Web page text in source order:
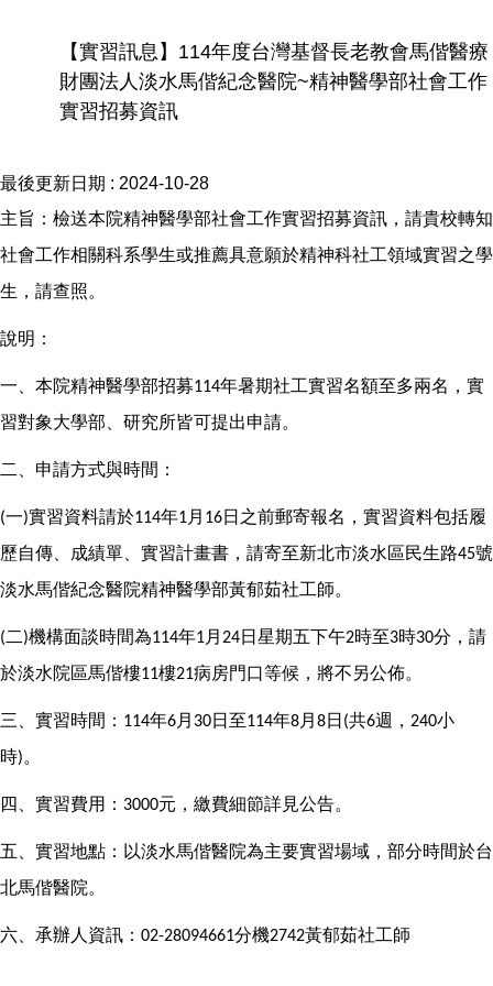
【實習訊息】114年度台灣基督長老教會馬偕醫療
財團法人淡水馬偕紀念醫院~精神醫學部社會工作
實習招募資訊
最後更新日期 : 2024-10-28
主旨：檢送本院精神醫學部社會工作實習招募資訊，請貴校轉知
社會工作相關科系學生或推薦具意願於精神科社工領域實習之學
生，請查照。
說明：
一、本院精神醫學部招募114年暑期社工實習名額至多兩名，實
習對象大學部、研究所皆可提出申請。
二、申請方式與時間：
(一)實習資料請於114年1月 16日之前郵寄報名，實習資料包括履
歷自傳、成績單、實習計畫書，請寄至新北市淡水區民生路45號
淡水馬偕紀念醫院精神醫學部黃郁茹社工師。
(二)機構面談時間為114年1月 24日星期五下午2時至3時30分，請
於淡水院區馬偕樓11樓21病房門口等候，將不另公佈。
三、實習時間： 114年6月 30日至114年8月 8日 (共6週， 240小
時)。
四、實習費用： 3000元，繳費細節詳見公告。
五、實習地點：以淡水馬偕醫院為主要實習場域，部分時間於台
北馬偕醫院。
六、承辦人資訊： 02-28094661分機2742黃郁茹社工師